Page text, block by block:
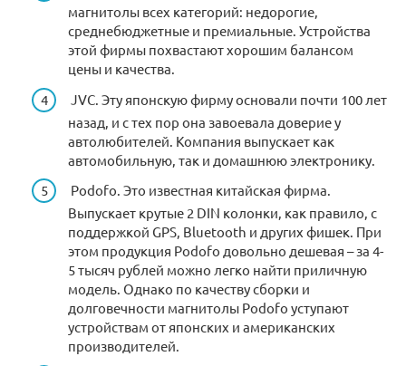
магнитолы всех категорий: недорогие,
среднебюджетные и премиальные. Устройства
этой фирмы похвастают хорошим балансом
цены и качества.
JVC. Эту японскую фирму основали почти 100 лет
назад, и с тех пор она завоевала доверие у
автолюбителей. Компания выпускает как
автомобильную, так и домашнюю электронику.
Podofo. Это известная китайская фирма.
Выпускает крутые 2 DIN колонки, как правило, с
поддержкой GPS, Bluetooth и других фишек. При
этом продукция Podofo довольно дешевая – за 4-
5 тысяч рублей можно легко найти приличную
модель. Однако по качеству сборки и
долговечности магнитолы Podofo уступают
устройствам от японских и американских
производителей.